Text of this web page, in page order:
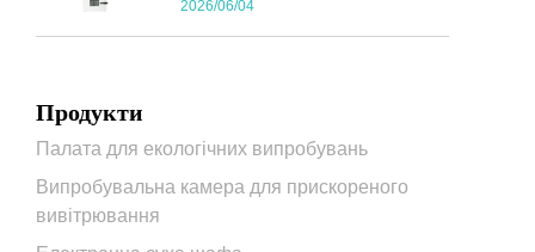
2026/06/04
Продукти
Палата для екологічних випробувань
Випробувальна камера для прискореного
вивітрювання